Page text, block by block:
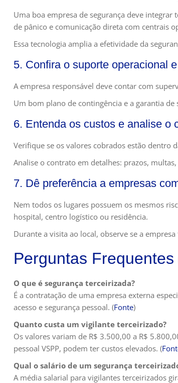
Uma boa empresa de segurança deve
de pânico e comunicação direta com centrais
Essa tecnologia amplia a efetividade da
5. Confira o suporte operacional
A empresa responsável deve contar com
Um bom plano de contingência e a garantia
6. Entenda os custos e analise o
Verifique se os valores cobrados estão
Analise o contrato em detalhes: prazos,
7. Dê preferência a empresas
Nem todos os lugares possuem os mesmos
hospital, centro logístico ou residência.
Durante a visita ao local, observe se a
Perguntas Frequentes
O que é segurança terceirizada?
É a contratação de uma empresa externa
acesso e segurança pessoal. (Fonte)
Quanto custa um vigilante terceirizado?
Os valores variam de R$ 3.500,00 a R$
pessoal VSPP, podem ter custos elevados. (
Qual o salário de um segurança
A média salarial para vigilantes terceirizados